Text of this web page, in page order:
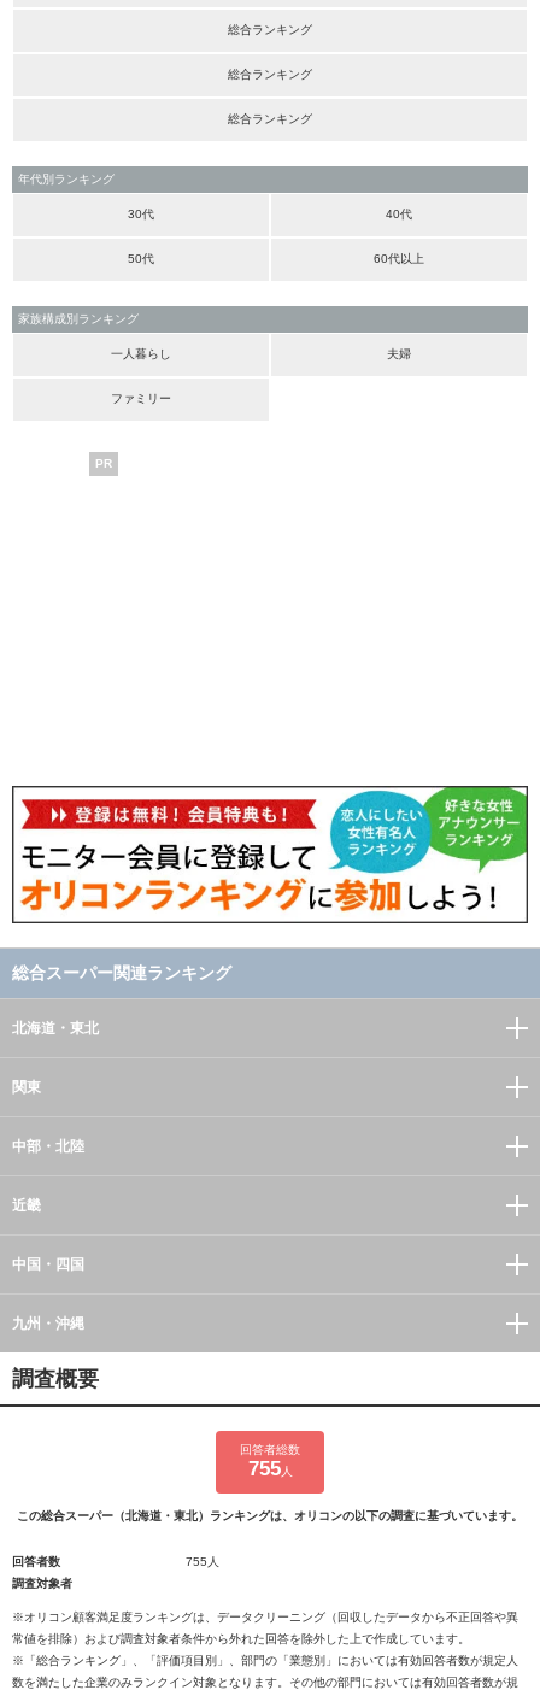
総合ランキング
総合ランキング
総合ランキング
年代別ランキング
30代 40代
50代 60代以上
家族構成別ランキング
一人暮らし 夫婦
ファミリー
PR
総合スーパー関連ランキング
北海道・東北
関東
中部・北陸
近畿
中国・四国
九州・沖縄
調査概要
回答者総数
755人
この総合スーパー（北海道・東北）ランキングは、オリコンの以下の調査に基づいています。
回答者数
755人
調査対象者
※オリコン顧客満足度ランキングは、データクリーニング（回収したデータから不正回答や異
常値を排除）および調査対象者条件から外れた回答を除外した上で作成しています。
※「総合ランキング」、「評価項目別」、部門の「業態別」においては有効回答者数が規定人
数を満たした企業のみランクイン対象となります。その他の部門においては有効回答者数が規